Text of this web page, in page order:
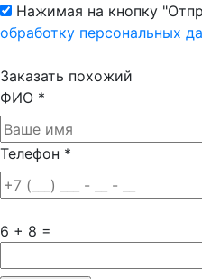
Нажимая на кнопку
обработку персональных
Заказать похожий
ФИО *
Телефон *
6 + 8 =